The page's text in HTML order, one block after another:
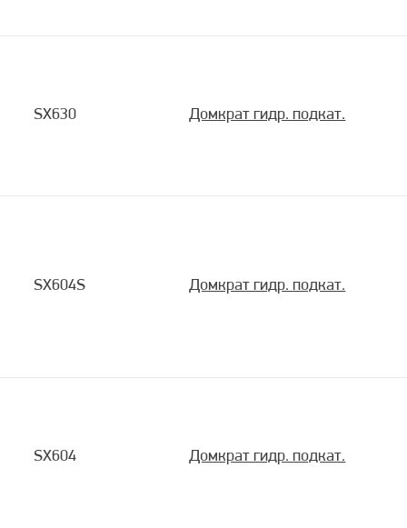
SX630 Домкрат гидр. подкат.
SX604S Домкрат гидр. подкат.
SX604 Домкрат гидр. подкат.